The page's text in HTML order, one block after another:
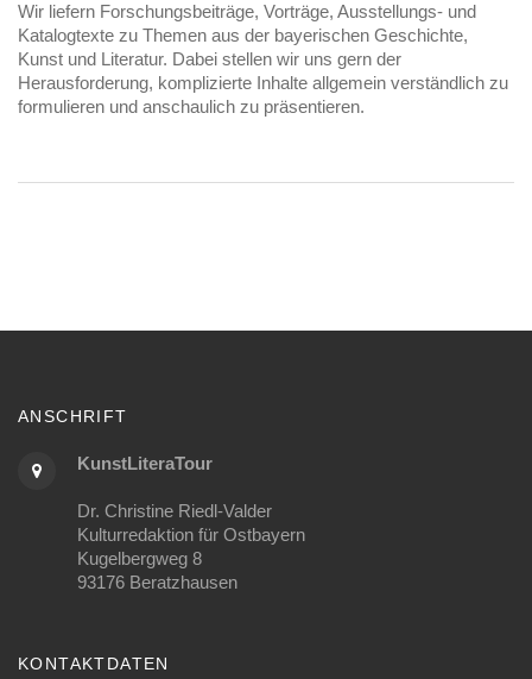
Wir liefern Forschungsbeiträge, Vorträge, Ausstellungs- und
Katalogtexte zu Themen aus der bayerischen Geschichte,
Kunst und Literatur. Dabei stellen wir uns gern der
Herausforderung, komplizierte Inhalte allgemein verständlich zu
formulieren und anschaulich zu präsentieren.
ANSCHRIFT
KunstLiteraTour
Dr. Christine Riedl-Valder
Kulturredaktion für Ostbayern
Kugelbergweg 8
93176 Beratzhausen
KONTAKTDATEN